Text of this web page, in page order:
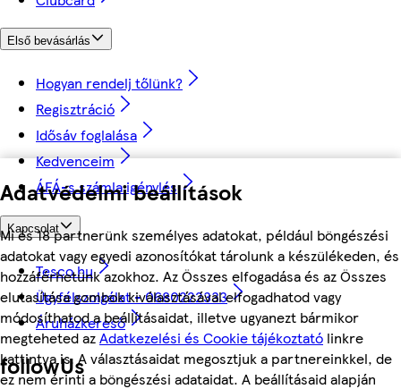
Adatvédelmi beállítások
Mi és 18 partnerünk személyes adatokat, például böngészési
adatokat vagy egyedi azonosítókat tárolunk a készülékeden, és
hozzáférhetünk azokhoz. Az Összes elfogadása és az Összes
elutasítása gombok kiválasztásával elfogadhatod vagy
módosíthatod a beállításaidat, illetve ugyanezt bármikor
megteheted azAdatkezelési és Cookie tájékoztató linkre
kattintva is. A választásaidat megosztjuk a partnereinkkel, de
ez nem érinti a böngészési adataidat. A beállításaid alapján
Első bevásárlás
Hogyan rendelj tőlünk?
Regisztráció
Idősáv foglalása
Kedvenceim
ÁFÁ-s számla igénylés
Kapcsolat
Tesco.hu
Ügyfélszolgálat - 0680222333
Áruházkereső
followUs